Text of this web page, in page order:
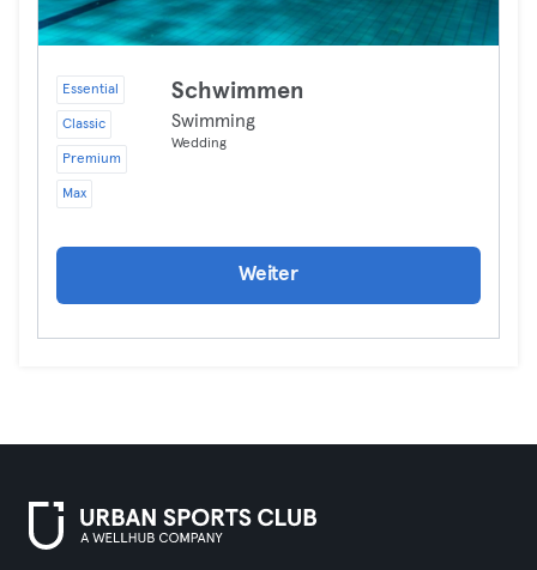
Essential
Classic
Premium
Max
Schwimmen
Swimming
Wedding
Weiter